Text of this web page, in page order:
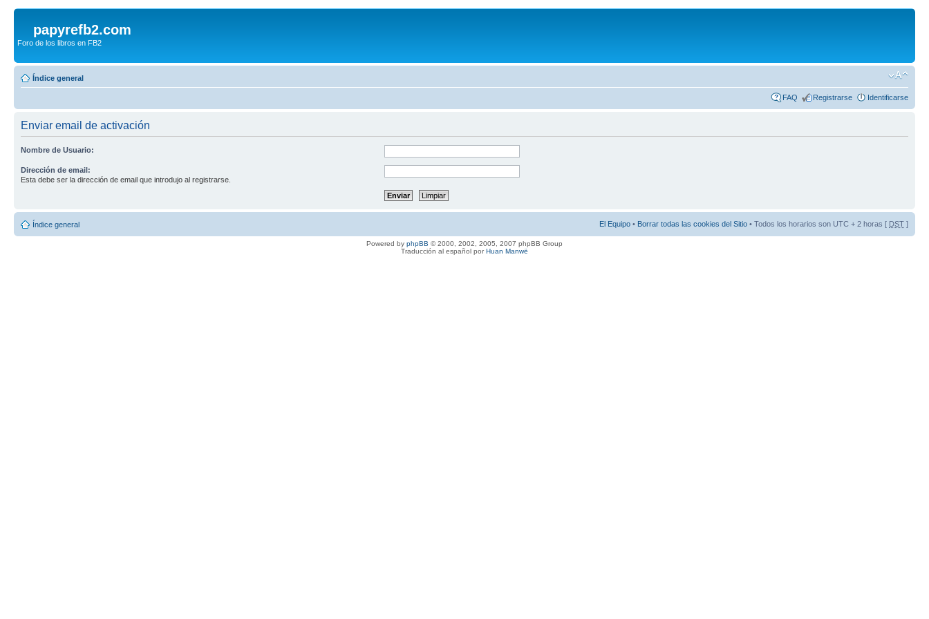
papyrefb2.com
Foro de los libros en FB2
Índice general
FAQ Registrarse Identificarse
Enviar email de activación
Nombre de Usuario:
Dirección de email:
Esta debe ser la dirección de email que introdujo al registrarse.
Índice general El Equipo • Borrar todas las cookies del Sitio • Todos los horarios son UTC + 2 horas [ DST ]
Powered by phpBB © 2000, 2002, 2005, 2007 phpBB Group
Traducción al español porHuan Manwë